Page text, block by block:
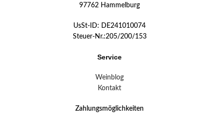
97762 Hammelburg
UsSt-ID: DE241010074
Steuer-Nr.:205/200/153
Service
Weinblog
Kontakt
Zahlungsmöglichkeiten